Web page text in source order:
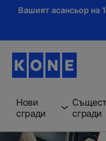
Вашият асансьор на
Нови
сгради
сгради